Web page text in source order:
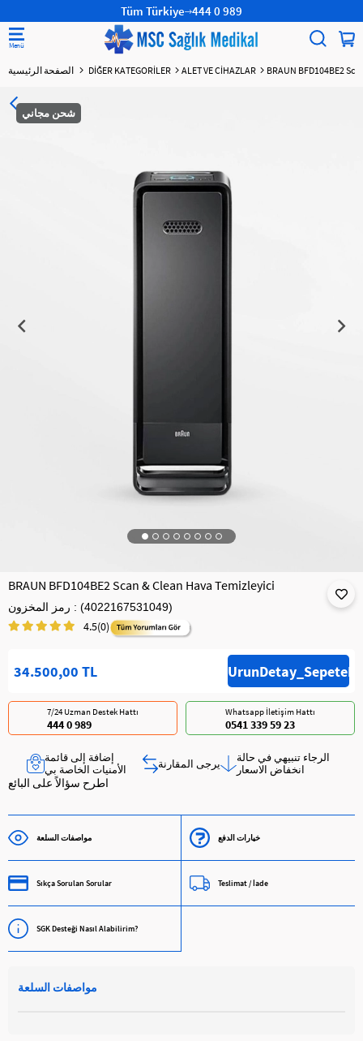
Tüm Türkiye 444 0 989
DİĞER KATEGORİLER ALET VE CİHAZLAR BRAUN BFD104BE2
شحن مجاني
BRAUN BFD104BE2 Scan & Clean Hava Temizleyici
رمز المخزون (4022167531049)
4.5(0)
34.500,00 TL
Whatsapp İletişim Hattı
0541 339 59 23
7/24 Uzman Destek Hattı
444 0 989
إضافة إلى قائمة
الأمنيات الخاصة بي
يرجى المقارنة
الرجاء تنبيهي في حالة
انخفاض الاسعار
اطرح سؤالاً على البائع
مواصفات السلعة خيارات الدفع
Sıkça Sorulan Sorular Teslimat / İade
SGK Desteği Nasıl Alabilirim?
مواصفات السلعة